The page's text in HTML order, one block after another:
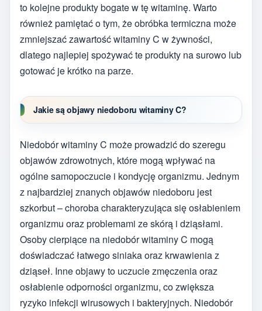
to kolejne produkty bogate w tę witaminę. Warto
również pamiętać o tym, że obróbka termiczna może
zmniejszać zawartość witaminy C w żywności,
dlatego najlepiej spożywać te produkty na surowo lub
gotować je krótko na parze.
Jakie są objawy niedoboru witaminy C?
Niedobór witaminy C może prowadzić do szeregu
objawów zdrowotnych, które mogą wpływać na
ogólne samopoczucie i kondycję organizmu. Jednym
z najbardziej znanych objawów niedoboru jest
szkorbut – choroba charakteryzująca się osłabieniem
organizmu oraz problemami ze skórą i dziąsłami.
Osoby cierpiące na niedobór witaminy C mogą
doświadczać łatwego siniaka oraz krwawienia z
dziąseł. Inne objawy to uczucie zmęczenia oraz
osłabienie odporności organizmu, co zwiększa
ryzyko infekcji wirusowych i bakteryjnych. Niedobór